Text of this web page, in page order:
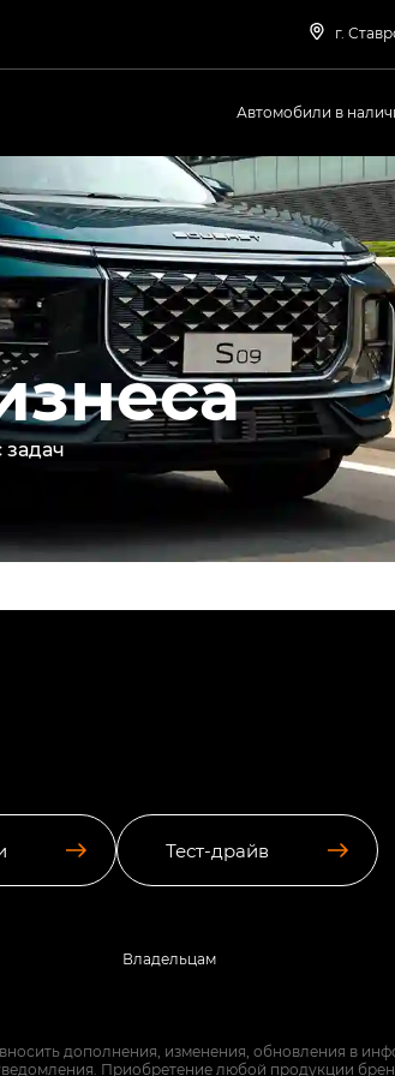
г.
Автомобили в
Тест-драйв
Владельцам
дополнения, изменения, обновления в
Приобретение любой продукции